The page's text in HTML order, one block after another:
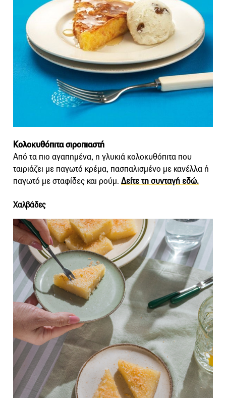
Κολοκυθόπιτα σιροπιαστή
Από τα πιο αγαπημένα, η γλυκιά κολοκυθόπιτα που
ταιριάζει με παγωτό κρέμα, πασπαλισμένο με κανέλλα ή
παγωτό με σταφίδες και ρούμ. Δείτε τη συνταγή εδώ.
Χαλβάδες